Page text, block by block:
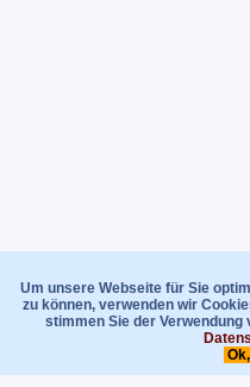
Um unsere Webseite für Sie
zu können, verwenden wir
stimmen Sie der Verwendung